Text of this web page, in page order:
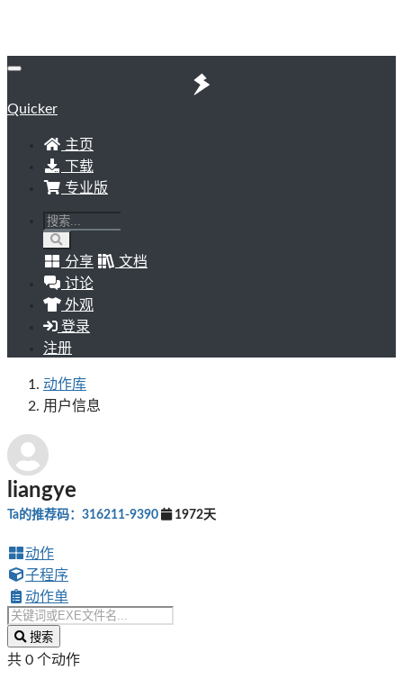
Quicker
主页
下载
专业版
分享
文档
讨论
外观
登录
注册
动作库
用户信息
liangye
Ta的推荐码：316211-9390 1972天
动作
子程序
动作单
搜索
共 0 个动作